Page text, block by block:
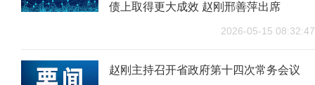
债上取得更大成效 赵刚邢善萍出席
2026-05-15 08:32:47
赵刚主持召开省政府第十四次常务会议